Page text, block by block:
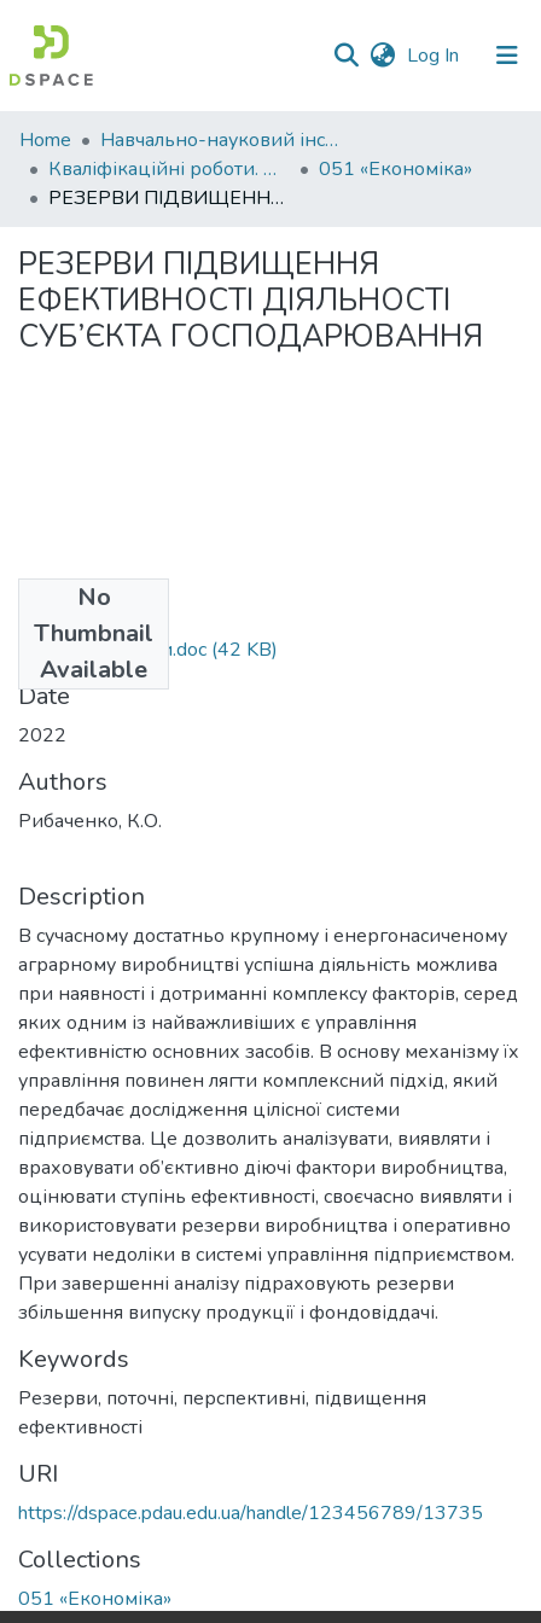
Log In (current)
Communities
&
Collections
Statistics
Home
Навчально-науковий інститут економіки, управління, права та інформаційних технологій
Кваліфікаційні роботи. ННІ економіки, управління, права та ІТ
051 «Економіка»
РЕЗЕРВИ ПІДВИЩЕННЯ ЕФЕКТИВНОСТІ ДІЯЛЬНОСТІ СУБ’ЄКТА ГОСПОДАРЮВАННЯ
РЕЗЕРВИ ПІДВИЩЕННЯ
ЕФЕКТИВНОСТІ ДІЯЛЬНОСТІ
СУБ’ЄКТА ГОСПОДАРЮВАННЯ
No
Thumbnail
Available
Рибаченко._тези.doc (42 KB)
Date
2022
Authors
Рибаченко, К.О.
Description
В сучасному достатньо крупному і енергонасиченому
аграрному виробництві успішна діяльність можлива
при наявності і дотриманні комплексу факторів, серед
яких одним із найважливіших є управління
ефективністю основних засобів. В основу механізму їх
управління повинен лягти комплексний підхід, який
передбачає дослідження цілісної системи
підприємства. Це дозволить аналізувати, виявляти і
враховувати об’єктивно діючі фактори виробництва,
оцінювати ступінь ефективності, своєчасно виявляти і
використовувати резерви виробництва і оперативно
усувати недоліки в системі управління підприємством.
При завершенні аналізу підраховують резерви
збільшення випуску продукції і фондовіддачі.
Keywords
Резерви, поточні, перспективні, підвищення
ефективності
URI
https://dspace.pdau.edu.ua/handle/123456789/13735
Collections
051 «Економіка»